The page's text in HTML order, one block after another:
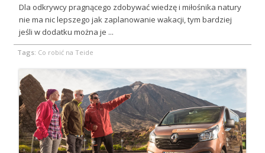
Dla odkrywcy pragnącego zdobywać wiedzę i miłośnika natury
nie ma nic lepszego jak zaplanowanie wakacji, tym bardziej
jeśli w dodatku można je ...
Tags: Co robić na Teide